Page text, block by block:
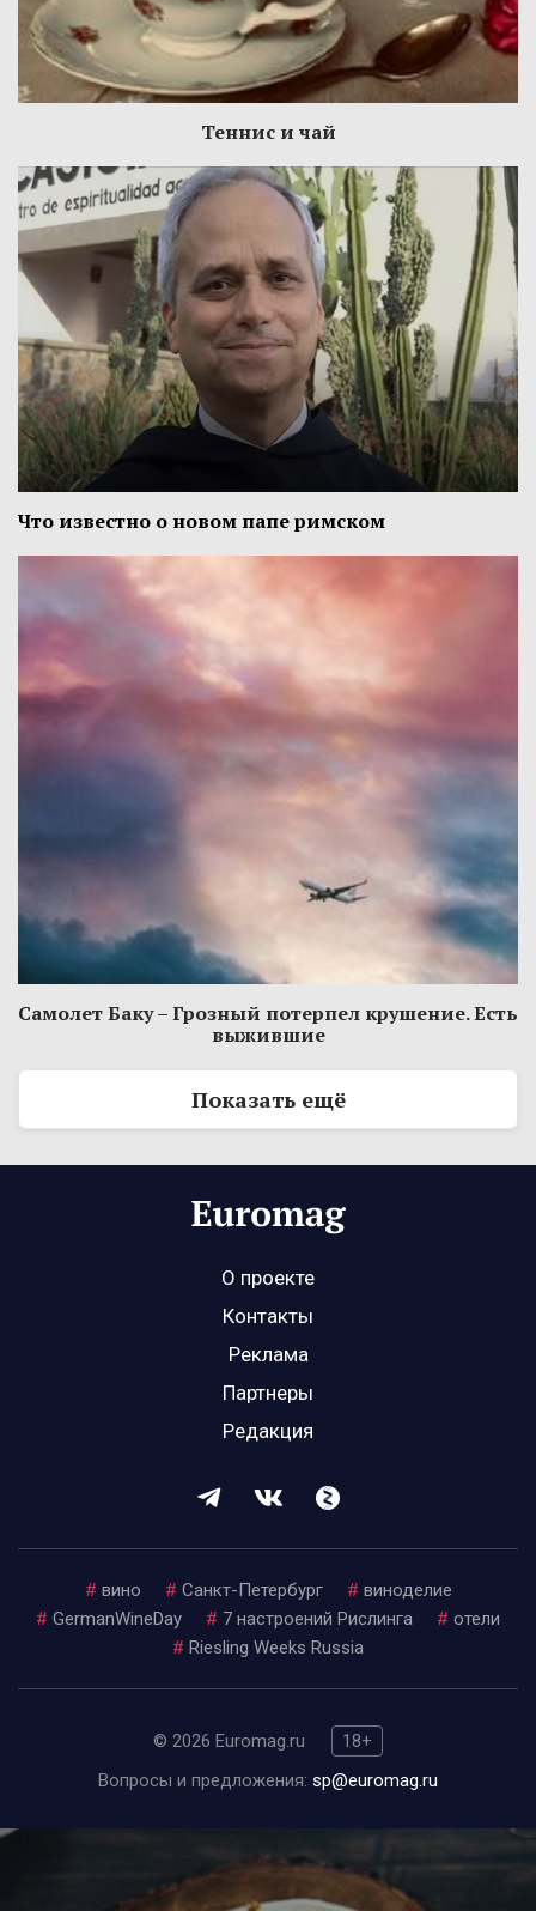
Теннис и чай
Что известно о новом папе римском
Самолет Баку – Грозный потерпел крушение. Есть
выжившие
Показать ещё
О проекте
Контакты
Реклама
Партнеры
Редакция
# вино # Санкт-Петербург # виноделие
# GermanWineDay # 7 настроений Рислинга # отели
# Riesling Weeks Russia
© 2026 Euromag.ru
18+
Вопросы и предложения: sp@euromag.ru